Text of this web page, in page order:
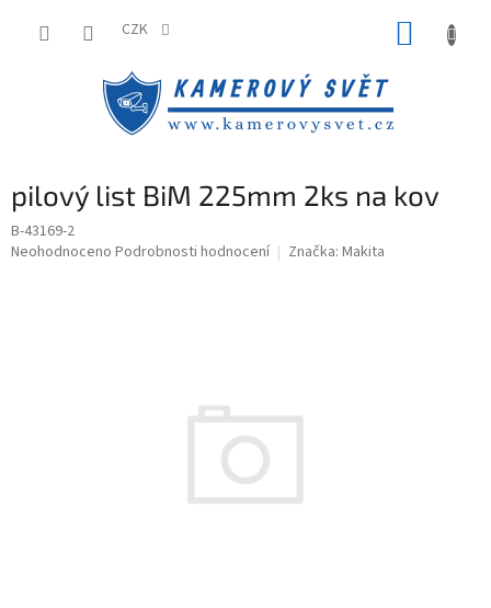
CZK
pilový list BiM 225mm 2ks na kov
B-43169-2
Průměrné
Neohodnoceno Podrobnosti hodnocení Značka: Makita